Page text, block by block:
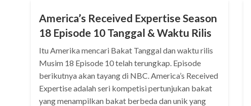
America’s Received Expertise Season
18 Episode 10 Tanggal & Waktu Rilis
Itu Amerika mencari Bakat Tanggal dan waktu rilis
Musim 18 Episode 10 telah terungkap. Episode
berikutnya akan tayang di NBC. America’s Received
Expertise adalah seri kompetisi pertunjukan bakat
yang menampilkan bakat berbeda dan unik yang